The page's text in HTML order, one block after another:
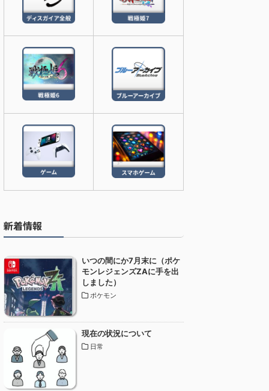
新着情報
いつの間にか7月末に（ポケ
モンレジェンズZAに手を出
しました）
ポケモン
現在の状況について
日常